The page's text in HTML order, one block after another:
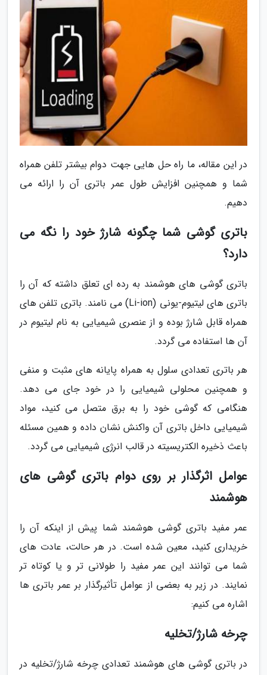
در این مقاله، ما راه حل هایی جهت دوام بیشتر تلفن همراه
شما و همچنین افزایش طول عمر باتری آن را ارائه می
دهیم.
باتری گوشی شما چگونه شارژ خود را نگه می
دارد؟
باتری گوشی های هوشمند به رده ای تعلق داشته که آن را
باتری های لیتیوم-یونی (Li-ion) می نامند. باتری تلفن های
همراه قابل شارژ بوده و از عنصری شیمیایی به نام لیتیوم در
آن ها استفاده می گردد.
هر باتری تعدادی سلول به همراه پایانه های مثبت و منفی
و همچنین محلولی شیمیایی را در خود جای می دهد.
هنگامی که گوشی خود را به برق متصل می کنید، مواد
شیمیایی داخل باتری آن واکنش نشان داده و همین مسئله
باعث ذخیره الکتریسیته در قالب انرژی شیمیایی می گردد.
عوامل اثرگذار بر روی دوام باتری گوشی های
هوشمند
عمر مفید باتری گوشی هوشمند شما پیش از اینکه آن را
خریداری کنید، معین شده است. در هر حالت، عادت های
شما می توانند این عمر مفید را طولانی تر و یا کوتاه تر
نمایند. در زیر به بعضی از عوامل تأثیرگذار بر عمر باتری ها
اشاره می کنیم:
چرخه شارژ/تخلیه
در باتری گوشی های هوشمند تعدادی چرخه شارژ/تخلیه در